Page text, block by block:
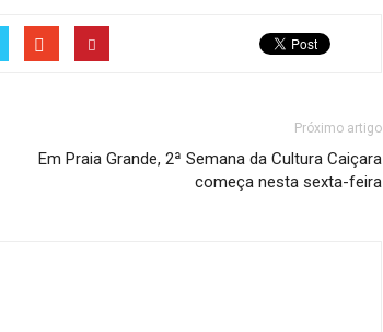
Próximo artigo
Em Praia Grande, 2ª Semana da Cultura Caiçara
começa nesta sexta-feira